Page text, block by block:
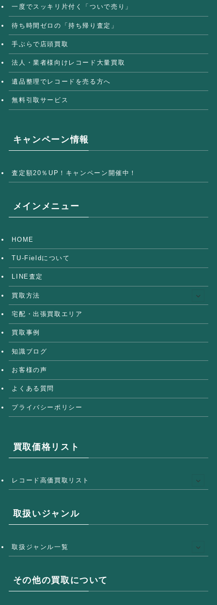
一度でスッキリ片付く「ついで売り」
待ち時間ゼロの「持ち帰り査定」
手ぶらで店頭買取
法人・業者様向けレコード大量買取
遺品整理でレコードを売る方へ
無料引取サービス
キャンペーン情報
査定額20％UP！キャンペーン開催中！
メインメニュー
HOME
TU-Fieldについて
LINE査定
買取方法
宅配・出張買取エリア
買取事例
知識ブログ
お客様の声
よくある質問
プライバシーポリシー
買取価格リスト
レコード高価買取リスト
取扱いジャンル
取扱ジャンル一覧
その他の買取について